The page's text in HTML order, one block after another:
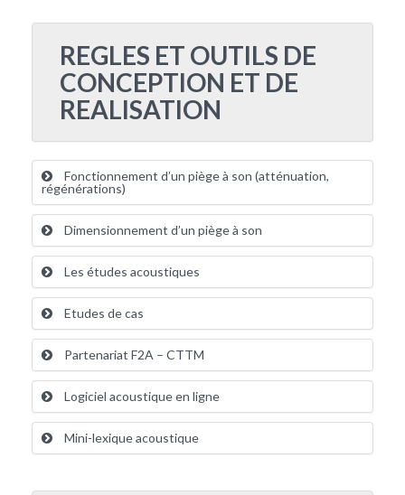
REGLES ET OUTILS DE
CONCEPTION ET DE
REALISATION
Fonctionnement d’un piège à son (atténuation,
régénérations)
Dimensionnement d’un piège à son
Les études acoustiques
Etudes de cas
Partenariat F2A – CTTM
Logiciel acoustique en ligne
Mini-lexique acoustique